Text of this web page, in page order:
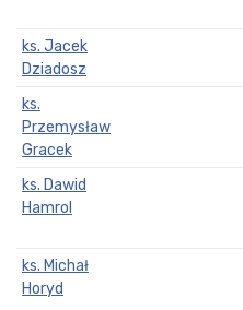
ks. Jacek
Dziadosz
ks.
Przemysław
Gracek
ks. Dawid
Hamrol
ks. Michał
Horyd